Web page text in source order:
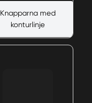
Knapparna med
konturlinje